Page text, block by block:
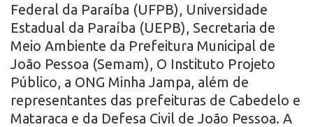
Federal da Paraíba (UFPB), Universidade
Estadual da Paraíba (UEPB), Secretaria de
Meio Ambiente da Prefeitura Municipal de
João Pessoa (Semam), O Instituto Projeto
Público, a ONG Minha Jampa, além de
representantes das prefeituras de Cabedelo e
Mataraca e da Defesa Civil de João Pessoa. A